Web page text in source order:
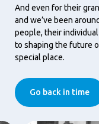
And even for their
and we’ve been
people, their
to shaping the future
special place.
Go back in time